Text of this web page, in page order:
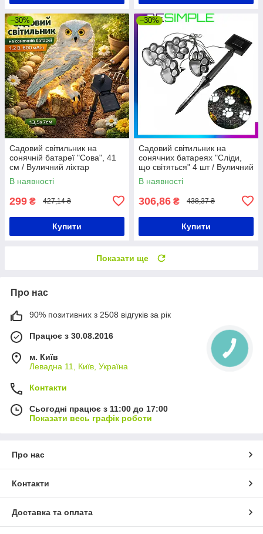
–30%
Садовий світильник на
сонячній батареї "Сова", 41
см / Вуличний ліхтар
газонний / Водонепроникний
світильник
В наявності
299 ₴ 427,14 ₴
Купити
–30%
Садовий світильник на
сонячних батареях "Сліди,
що світяться" 4 шт / Вуличний
нічник у формі лап / Газонне
світло
В наявності
306,86 ₴ 438,37 ₴
Купити
Показати ще
Про нас
90% позитивних з 2508 відгуків за рік
Працює з 30.08.2016
м. Київ
Левадна 11, Київ, Україна
Контакти
Сьогодні працює з 11:00 до 17:00
Показати весь графік роботи
Про нас
Контакти
Доставка та оплата